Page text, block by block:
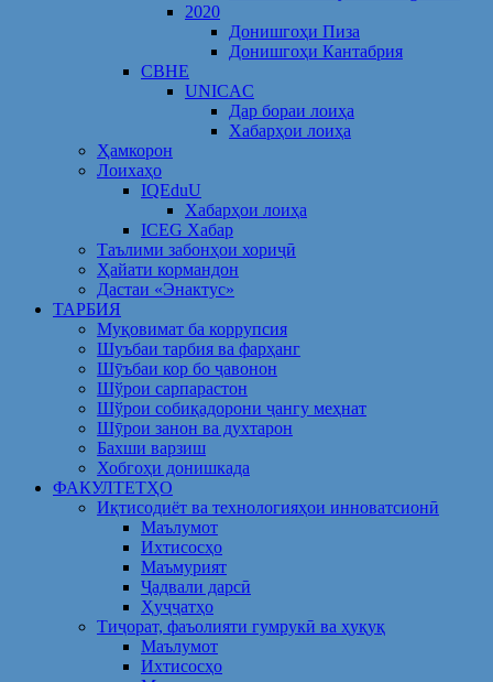
2020
Донишгоҳи Пиза
Донишгоҳи Кантабрия
CBHE
UNICAC
Дар бораи лоиҳа
Хабарҳои лоиҳа
Ҳамкорон
Лоихаҳо
IQEduU
Хабарҳои лоиҳа
ICEG Хабар
Таълими забонҳои хориҷӣ
Ҳайати кормандон
Дастаи «Энактус»
ТАРБИЯ
Муқовимат ба коррупсия
Шуъбаи тарбия ва фарҳанг
Шӯъбаи кор бо ҷавонон
Шўрои сарпарастон
Шўрои собиқадорони ҷангу меҳнат
Шӯрои занон ва духтарон
Бахши варзиш
Хобгоҳи донишкада
ФАКУЛТЕТҲО
Иқтисодиёт ва технологияҳои инноватсионӣ
Маълумот
Ихтисосҳо
Маъмурият
Ҷадвали дарсӣ
Ҳуҷҷатҳо
Тиҷорат, фаъолияти гумрукӣ ва ҳуқуқ
Маълумот
Ихтисосҳо